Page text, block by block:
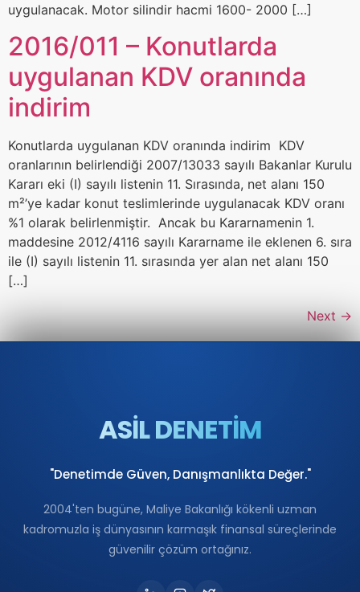
uygulanacak. Motor silindir hacmi 1600- 2000 […]
2016/011 – Konutlarda
uygulanan KDV oranında
indirim
Konutlarda uygulanan KDV oranında indirim KDV
oranlarının belirlendiği 2007/13033 sayılı Bakanlar Kurulu
Kararı eki (I) sayılı listenin 11. Sırasında, net alanı 150
m²’ye kadar konut teslimlerinde uygulanacak KDV oranı
%1 olarak belirlenmiştir. Ancak bu Kararnamenin 1.
maddesine 2012/4116 sayılı Kararname ile eklenen 6. sıra
ile (I) sayılı listenin 11. sırasında yer alan net alanı 150
[…]
Next →
ASİL DENETİM
"Denetimde Güven, Danışmanlıkta Değer."
2004'ten bugüne, Maliye Bakanlığı kökenli uzman
kadromuzla iş dünyasının karmaşık finansal süreçlerinde
güvenilir çözüm ortağınız.